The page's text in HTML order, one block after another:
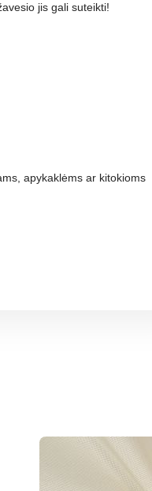
jis gali suteikti!
apykaklėms ar kitokioms